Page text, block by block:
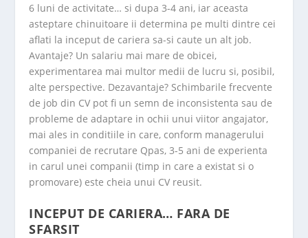
6 luni de activitate… si dupa 3-4 ani, iar aceasta
asteptare chinuitoare ii determina pe multi dintre cei
aflati la inceput de cariera sa-si caute un alt job.
Avantaje? Un salariu mai mare de obicei,
experimentarea mai multor medii de lucru si, posibil,
alte perspective. Dezavantaje? Schimbarile frecvente
de job din CV pot fi un semn de inconsistenta sau de
probleme de adaptare in ochii unui viitor angajator,
mai ales in conditiile in care, conform managerului
companiei de recrutare Qpas, 3-5 ani de experienta
in carul unei companii (timp in care a existat si o
promovare) este cheia unui CV reusit.
INCEPUT DE CARIERA… FARA DE
SFARSIT